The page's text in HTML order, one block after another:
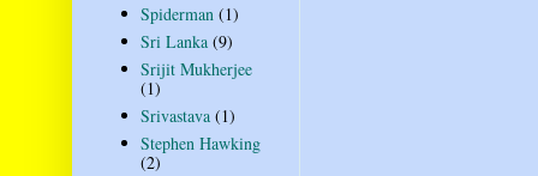
Spiderman (1)
Sri Lanka (9)
Srijit Mukherjee
(1)
Srivastava (1)
Stephen Hawking
(2)